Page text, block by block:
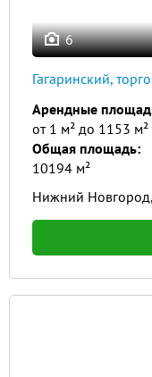
6
Гагаринский,
Арендные
от 1 м² до 1153 м²
Общая площадь:
10194 м²
Нижний